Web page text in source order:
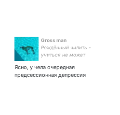
Gross man
Рождённый чилить -
учиться не может
Ясно, у чела очередная
предсессионная депрессия